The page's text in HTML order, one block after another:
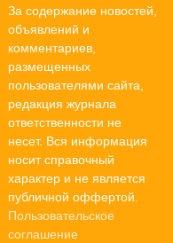
За содержание новостей,
объявлений и
комментариев,
размещенных
пользователями сайта,
редакция журнала
ответственности не
несет. Вся информация
носит справочный
характер и не является
публичной оффертой.
Пользовательское
соглашение